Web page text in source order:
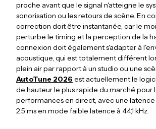
proche avant que le signal n'atteigne le
sonorisation ou les retours de scène. En
correction doit être instantanée, car le
perturbe le timing et la perception de la
connexion doit également s'adapter à
acoustique, qui est totalement différent
plein air par rapport à un studio ou une
AutoTune 2026 est actuellement le
de hauteur le plus rapide du marché pour
performances en direct, avec une
2,5 ms en mode faible latence à 44,1 kHz.